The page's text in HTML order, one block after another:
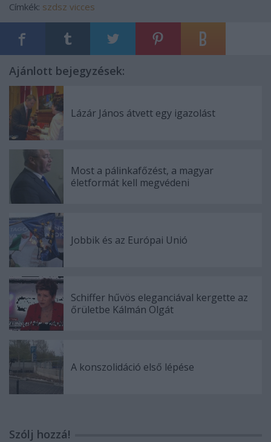
Címkék: szdsz vicces
Ajánlott bejegyzések:
Lázár János átvett egy igazolást
Most a pálinkafőzést, a magyar
életformát kell megvédeni
Jobbik és az Európai Unió
Schiffer hűvös eleganciával kergette az
őrületbe Kálmán Olgát
A konszolidáció első lépése
Szólj hozzá!